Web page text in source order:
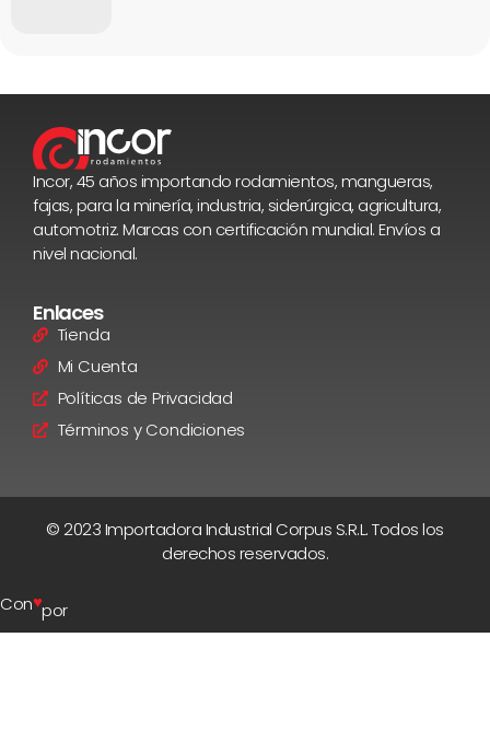
Incor, 45 años importando rodamientos, mangueras,
fajas, para la minería, industria, siderúrgica, agricultura,
automotriz. Marcas con certificación mundial. Envíos a
nivel nacional.
Enlaces
Tienda
Mi Cuenta
Políticas de Privacidad
Términos y Condiciones
© 2023 Importadora Industrial Corpus S.R.L. Todos los
derechos reservados.
Con♥por